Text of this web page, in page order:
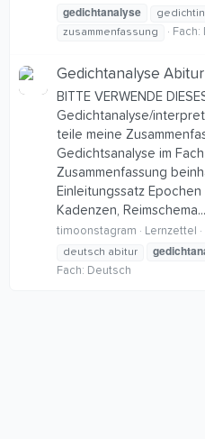
gedichtanalyse
zusammenfassung
Fach:
Gedichtanalyse
BITTE VERWENDE
Gedichtanalyse/
teile meine
Gedichtsanalyse im
Zusammenfassung
Einleitungssatz
Kadenzen, Reimschema...
timoonstagram Lernzettel
deutsch abitur
Fach: Deutsch